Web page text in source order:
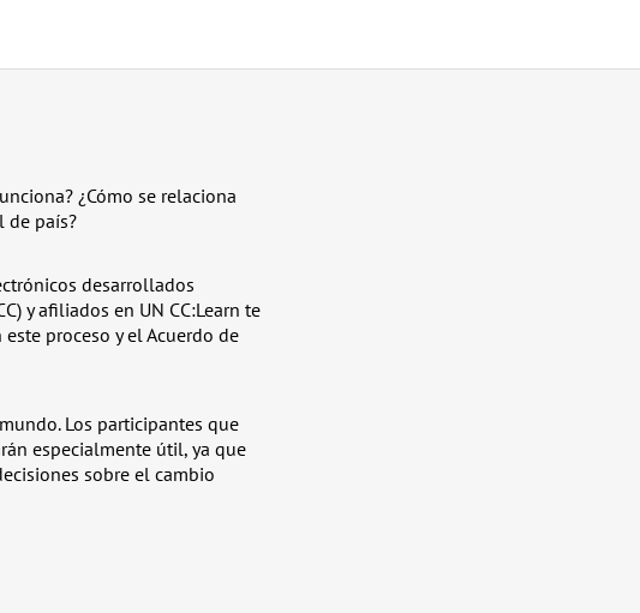
¿Cómo se relaciona
de país?
desarrollados
y afiliados en UN CC:Learn te
proceso y el Acuerdo de
Los participantes que
especialmente útil, ya que
sobre el cambio